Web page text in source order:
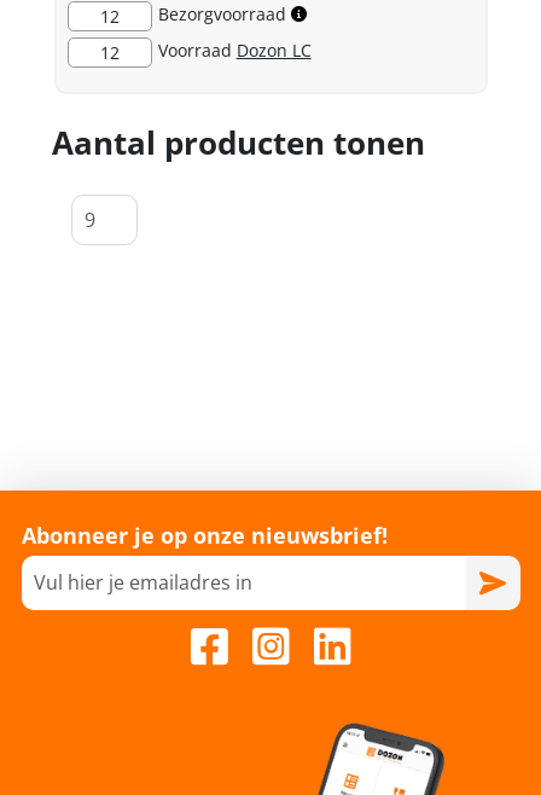
12
Bezorgvoorraad
12
Voorraad Dozon LC
Aantal producten tonen
Abonneer je op onze nieuwsbrief!